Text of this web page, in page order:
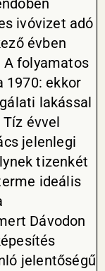
ivóvizet adó
évben
folyamatos
1970: ekkor
lakással
évvel
jelenlegi
tizenkét
ideális
Dávodon
jelentőségű